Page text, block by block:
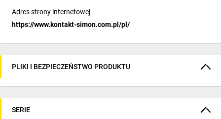
Adres strony internetowej
https://www.kontakt-simon.com.pl/pl/
PLIKI I BEZPIECZEŃSTWO PRODUKTU
SERIE